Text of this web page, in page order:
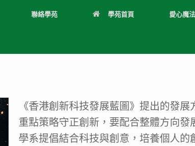
聯絡學苑 學苑首頁 愛心魔
《香港創新科技發展藍圖》提出的發展
重點策略守正創新，要配合整體方向發
學系提倡結合科技與創意，培養個人的